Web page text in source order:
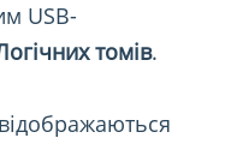
USB-
томів.